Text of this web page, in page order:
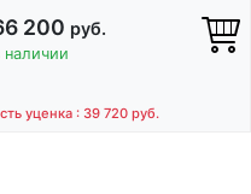
200 руб.
наличии
уценка : 39 720 руб.